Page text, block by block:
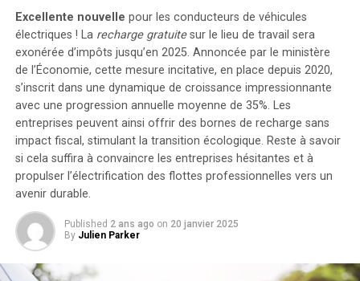
de stockage énergétique, il est possible d’intégrer
jusqu’à cinq batteries supplémentaires de 1,6
kilowattheure chacune, augmentant la capacité totale à
9,6 kilowattheures.
Intégration dans un Écosystème
Intelligent
Le Solarbank 2 AC s’intègre parfaitement dans un
écosystème énergétique intelligent grâce à sa
compatibilité avec le compteur Anker SOLIX Smart et
les prises intelligentes proposées par Anker. cette
consommation électrique tout en réduisant les pertes
Excellente nouvelle pour les conducteurs de véhicules
électriques ! La recharge gratuitesur le lieu de travail sera
exonérée d’impôts jusqu’en 2025. Annoncée par le ministère
de l’Économie, cette mesure incitative, en place depuis 2020,
s’inscrit dans une dynamique de croissance impressionnante
avec une progression annuelle moyenne de 35%. Les
entreprises peuvent ainsi offrir des bornes de recharge sans
impact fiscal, stimulant la transition écologique. Reste à savoir
si cela suffira à convaincre les entreprises hésitantes et à
propulser l’électrification des flottes professionnelles vers un
avenir durable.
Published 2 ans ago on 20 janvier 2025
By Julien Parker